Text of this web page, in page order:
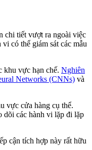
chi tiết vượt ra ngoài việc
có thể giám sát các mẫu
khu vực hạn chế. Nghiên
Networks (CNNs) và
vực cửa hàng cụ thể.
dõi các hành vi lặp đi lặp
cận tích hợp này rất hữu